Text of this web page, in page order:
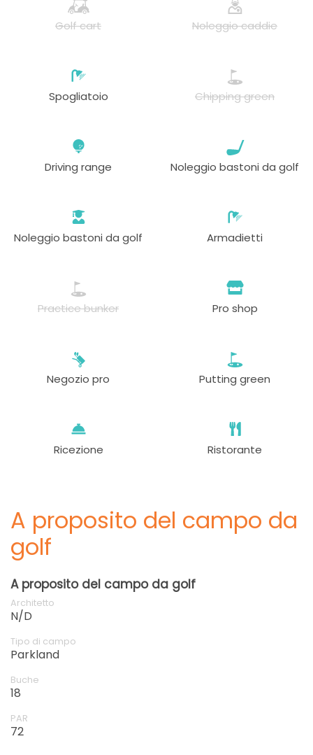
Golf cart Noleggio caddie
Spogliatoio Chipping green
Driving range Noleggio bastoni da golf
Noleggio bastoni da golf Armadietti
Practice bunker Pro shop
Negozio pro Putting green
Ricezione Ristorante
A proposito del campo da
golf
A proposito del campo da golf
Architetto
N/D
Tipo di campo
Parkland
Buche
18
PAR
72